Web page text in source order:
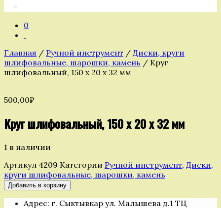
0
Главная / Ручной инструмент / Диски, круги
шлифовальные, шарошки, камень / Круг
шлифовальный, 150 х 20 х 32 мм
500,00₽
Круг шлифовальный, 150 х 20 х 32 мм
1 в наличии
Артикул 4209 Категории Ручной инструмент, Диски,
круги шлифовальные, шарошки, камень
Количество
товара
Круг
Добавить в корзину
Адрес: г. Сыктывкар ул. Малышева д.1 ТЦ